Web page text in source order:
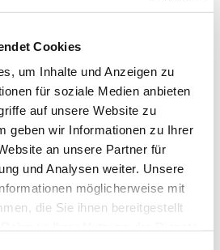
Cookies
um Inhalte und Anzeigen zu
für soziale Medien anbieten
auf unsere Website zu
geben wir Informationen zu Ihrer
an unsere Partner für
und Analysen weiter. Unsere
möglicherweise mit
die Sie ihnen bereitgestellt
2027, 20:00 -